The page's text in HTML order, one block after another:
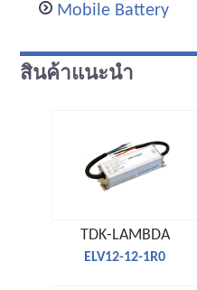
Mobile Battery
สินค้าแนะนำ
TDK-LAMBDA
ELV12-12-1R0